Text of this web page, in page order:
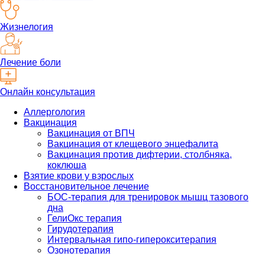
Жизнелогия
Лечение боли
Онлайн консультация
Аллергология
Вакцинация
Вакцинация от ВПЧ
Вакцинация от клещевого энцефалита
Вакцинация против дифтерии, столбняка,
коклюша
Взятие крови у взрослых
Восстановительное лечение
БОС-терапия для тренировок мышц тазового
дна
ГелиОкс терапия
Гирудотерапия
Интервальная гипо-гиперокситерапия
Озонотерапия